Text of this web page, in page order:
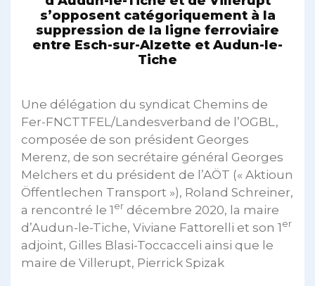
s’opposent catégoriquement à la
suppression de la ligne ferroviaire
entre Esch-sur-Alzette et Audun-le-
Tiche
Une délégation du syndicat Chemins de
Fer-FNCTTFEL/Landesverband de l’OGBL,
composée de son président Georges
Merenz, de son secrétaire général Georges
Melchers et du président de l’AÖT (« Aktioun
Öffentlechen Transport »), Roland Schreiner,
a rencontré le 1 er décembre 2020, la maire
d’Audun-le-Tiche, Viviane Fattorelli et son 1 er
adjoint, Gilles Blasi-Toccacceli ainsi que le
maire de Villerupt, Pierrick Spizak